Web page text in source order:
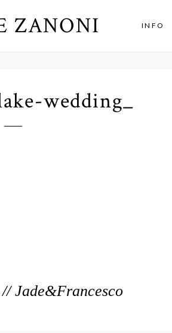
ZANONI INFO
wedding_
Jade&Francesco